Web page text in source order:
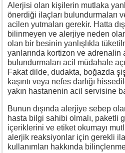
Alerjisi olan kişilerin mutlaka
önerdiği ilaçları bulundurmaları
acilen yutmaları gerekir. Hatta
bilinmeyen ve alerjiye neden
olan bir besinin yanlışlıkla
yanlarında kortizon ve adrenalin
bulundurmaları acil müdahale
Fakat dilde, dudakta, boğazda
kaşıntı veya nefes darlığı
yakın hastanenin acil servisine
Bunun dışında alerjiye sebep
hasta bilgi sahibi olmalı, paketli
içeriklerini ve etiket okumayı
alerjik reaksiyonlar için gerekli
kullanımları hakkında